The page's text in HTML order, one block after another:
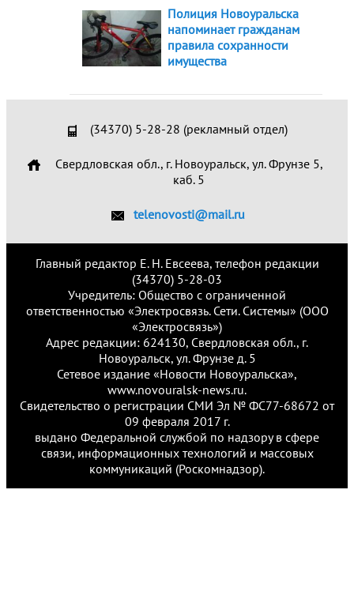
Полиция Новоуральска
напоминает гражданам
правила сохранности
имущества
(34370) 5-28-28 (рекламный отдел)
Свердловская обл., г. Новоуральск, ул. Фрунзе 5,
каб. 5
telenovosti@mail.ru
Главный редактор Е. Н. Евсеева, телефон редакции
(34370) 5-28-03
Учредитель: Общество с ограниченной
ответственностью «Электросвязь. Сети. Системы» (ООО
«Электросвязь»)
Адрес редакции: 624130, Свердловская обл., г.
Новоуральск, ул. Фрунзе д. 5
Сетевое издание «Новости Новоуральска»,
www.novouralsk-news.ru.
Свидетельство о регистрации СМИ Эл № ФС77-68672 от
09 февраля 2017 г.
выдано Федеральной службой по надзору в сфере
связи, информационных технологий и массовых
коммуникаций (Роскомнадзор).